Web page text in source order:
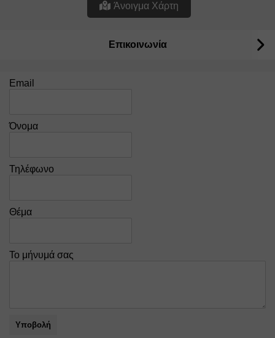
Άνοιγμα Χάρτη
Επικοινωνία
Email
Όνομα
Τηλέφωνο
Θέμα
Το μήνυμά σας
Υποβολή